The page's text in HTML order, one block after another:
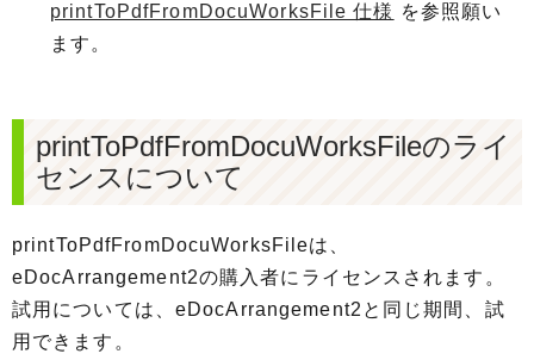
printToPdfFromDocuWorksFile 仕様 を参照願い
ます。
printToPdfFromDocuWorksFileのライ
センスについて
printToPdfFromDocuWorksFileは、
eDocArrangement2の購入者にライセンスされます。
試用については、eDocArrangement2と同じ期間、試
用できます。